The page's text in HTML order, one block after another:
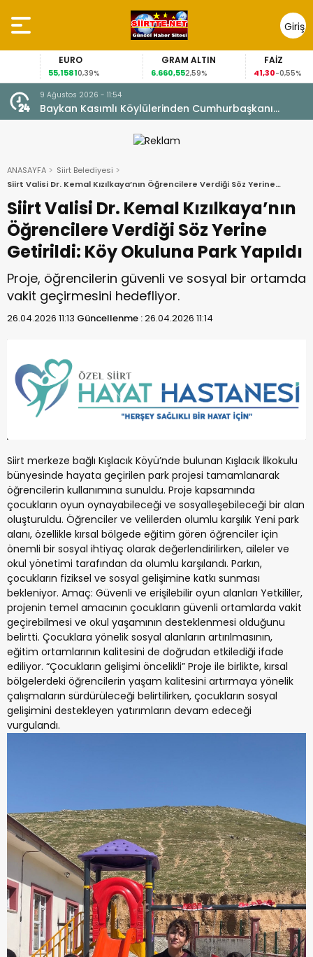
Giriş
Yap
EURO
55,1581 0,39%
GRAM ALTIN
6.660,55 2,59%
FAİZ
-0,55%
9 Ağustos 2026 - 11:54
Baykan Kasımlı Köylülerinden Cumhurbaşkanı
Erdoğan’a “Terörsüz Türkiye” Teşekkürü
ANASAYFA
Siirt Belediyesi
Siirt Valisi Dr. Kemal Kızılkaya’nın Öğrencilere Verdiği Söz Yerine
Getirildi: Köy Okuluna Park Yapıldı
Siirt Valisi Dr. Kemal Kızılkaya’nın
Öğrencilere Verdiği Söz Yerine
Getirildi: Köy Okuluna Park Yapıldı
Proje, öğrencilerin güvenli ve sosyal bir ortamda
vakit geçirmesini hedefliyor.
26.04.2026 11:13 Güncellenme :26.04.2026 11:14
Siirt merkeze bağlı Kışlacık Köyü’nde bulunan Kışlacık İlkokulu
bünyesinde hayata geçirilen park projesi tamamlanarak
öğrencilerin kullanımına sunuldu. Proje kapsamında
çocukların oyun oynayabileceği ve sosyalleşebileceği bir alan
oluşturuldu. Öğrenciler ve velilerden olumlu karşılık Yeni park
alanı, özellikle kırsal bölgede eğitim gören öğrenciler için
önemli bir sosyal ihtiyaç olarak değerlendirilirken, aileler ve
okul yönetimi tarafından da olumlu karşılandı. Parkın,
çocukların fiziksel ve sosyal gelişimine katkı sunması
bekleniyor. Amaç: Güvenli ve erişilebilir oyun alanları Yetkililer,
projenin temel amacının çocukların güvenli ortamlarda vakit
geçirebilmesi ve okul yaşamının desteklenmesi olduğunu
belirtti. Çocuklara yönelik sosyal alanların artırılmasının,
eğitim ortamlarının kalitesini de doğrudan etkilediği ifade
ediliyor. “Çocukların gelişimi öncelikli” Proje ile birlikte, kırsal
bölgelerdeki öğrencilerin yaşam kalitesini artırmaya yönelik
çalışmaların sürdürüleceği belirtilirken, çocukların sosyal
gelişimini destekleyen yatırımların devam edeceği
vurgulandı.